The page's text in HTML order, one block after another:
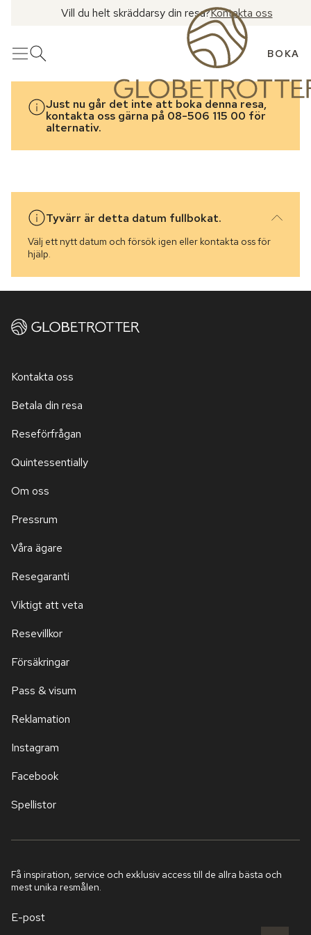
Vill du helt skräddarsy din resa?Kontakta oss
MenyÖppna sök BOKA
Just nu går det inte att boka denna resa,
kontakta oss gärna på 08-506 115 00 för
alternativ.
Tyvärr är detta datum fullbokat.
Välj ett nytt datum och försök igen eller kontakta oss för
hjälp.
Kontakta oss
Betala din resa
Reseförfrågan
Quintessentially
Om oss
Pressrum
Våra ägare
Resegaranti
Viktigt att veta
Resevillkor
Försäkringar
Pass & visum
Reklamation
Instagram
Facebook
Spellistor
Få inspiration, service och exklusiv access till de allra bästa och
mest unika resmålen.
E-post